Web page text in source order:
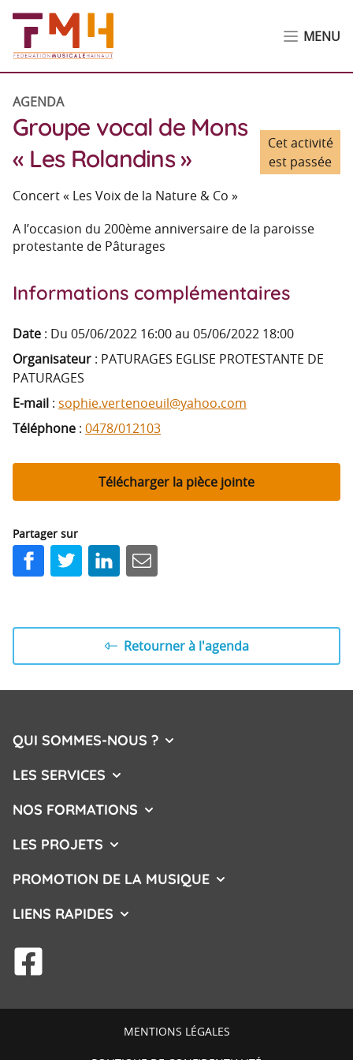
MENU
AGENDA
Groupe vocal de Mons
« Les Rolandins »
Cet activité
est passée
Concert « Les Voix de la Nature & Co »
A l’occasion du 200ème anniversaire de la paroisse
protestante de Pâturages
Informations complémentaires
Date : Du 05/06/2022 16:00 au 05/06/2022 18:00
Organisateur : PATURAGES EGLISE PROTESTANTE DE
PATURAGES
E-mail : sophie.vertenoeuil@yahoo.com
Téléphone : 0478/012103
Télécharger la pièce jointe
Partager sur
FacebookTwitterLinkedInE-mail
Retourner à l'agenda
QUI SOMMES-NOUS ? AFFICHER/MASQUER LE MENU
LES SERVICES AFFICHER/MASQUER LE MENU
NOS FORMATIONS AFFICHER/MASQUER LE MENU
LES PROJETS AFFICHER/MASQUER LE MENU
PROMOTION DE LA MUSIQUE AFFICHER/MASQUER
LIENS RAPIDES AFFICHER/MASQUER LE MENU
MENTIONS LÉGALES